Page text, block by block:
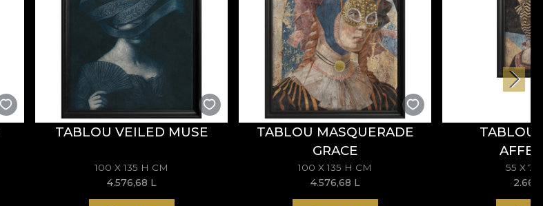
TABLOU VEILED MUSE
100 X 135 H CM
4.576,68 L
TABLOU MASQUERADE
GRACE
100 X 135 H CM
4.576,68 L
TABLOU
55 X